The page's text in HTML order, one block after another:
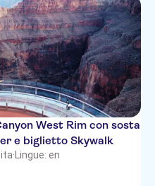
Hotel
West Rim con sosta
e biglietto Skywalk
· Lingue: en